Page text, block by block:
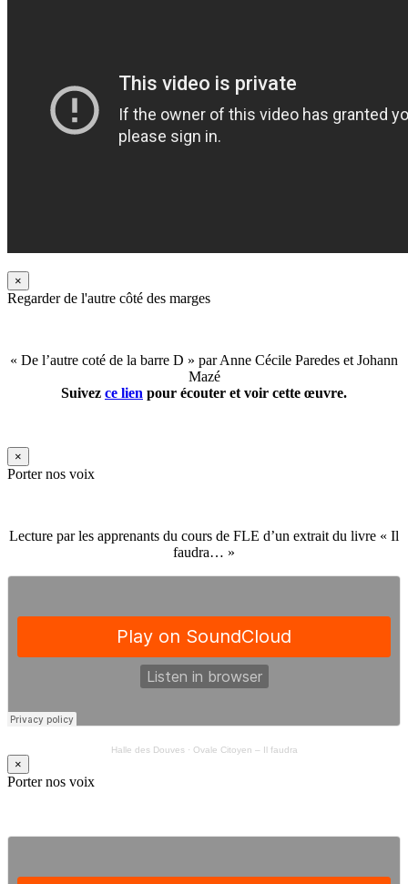
×
Regarder de l'autre côté des marges
« De l’autre coté de la barre D » par Anne Cécile Paredes et Johann
Mazé
Suivez ce lien pour écouter et voir cette œuvre.
×
Porter nos voix
Lecture par les apprenants du cours de FLE d’un extrait du livre « Il
faudra… »
Halle des Douves· Ovale Citoyen – Il faudra
×
Porter nos voix